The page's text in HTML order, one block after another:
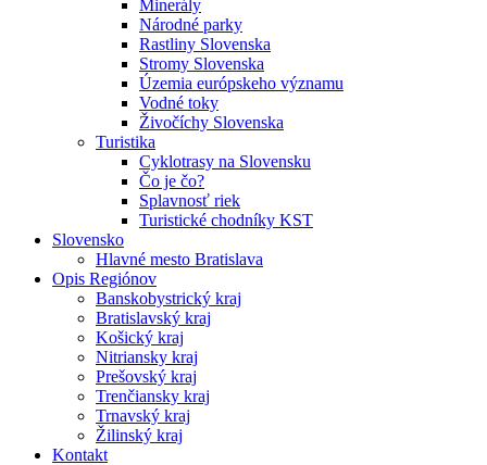
Minerály
Národné parky
Rastliny Slovenska
Stromy Slovenska
Územia európskeho významu
Vodné toky
Živočíchy Slovenska
Turistika
Cyklotrasy na Slovensku
Čo je čo?
Splavnosť riek
Turistické chodníky KST
Slovensko
Hlavné mesto Bratislava
Opis Regiónov
Banskobystrický kraj
Bratislavský kraj
Košický kraj
Nitriansky kraj
Prešovský kraj
Trenčiansky kraj
Trnavský kraj
Žilinský kraj
Kontakt